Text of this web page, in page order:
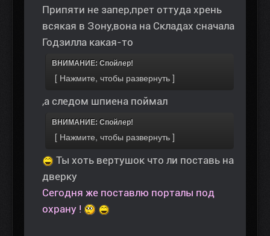
Припяти не запер,прет оттуда хрень
всякая в Зону,вона на Складах сначала
Годзилла какая-то
ВНИМАНИЕ: Спойлер!
,а следом шпиена поймал
ВНИМАНИЕ: Спойлер!
Ты хоть вертушок что ли поставь на
дверку
Сегодня же поставлю порталы под
охрану !